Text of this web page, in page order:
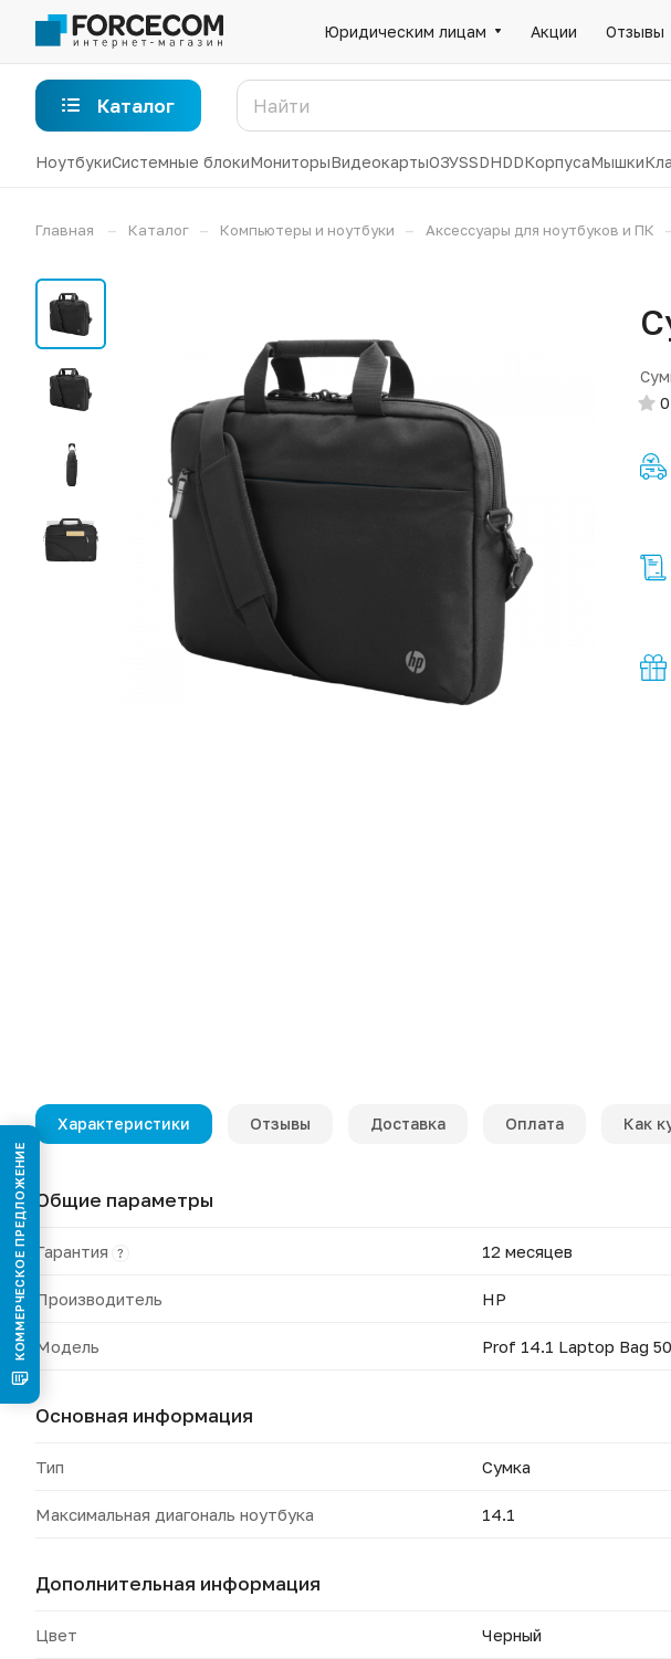
Юридическим лицам Акции Отзывы
Каталог
НоутбукиСистемные блокиМониторыВидеокартыОЗУSSDHDDКорпусаМышки
Главная – Каталог – Компьютеры и ноутбуки – Аксессуары для ноутбуков и ПК
0
Характеристики Отзывы Доставка Оплата Как
Общие параметры
Гарантия ? 12 месяцев
Производитель HP
Модель Prof 14.1 Laptop Bag
Основная информация
Тип Сумка
Максимальная диагональ ноутбука 14.1
Дополнительная информация
Цвет Черный
КОММЕРЧЕСКОЕ ПРЕДЛОЖЕНИЕ